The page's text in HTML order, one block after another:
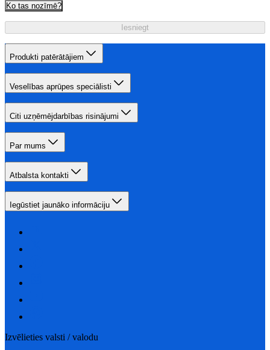
Ko tas nozīmē?
Iesniegt
Produkti patērātājiem
Veselības aprūpes speciālisti
Citi uzņēmējdarbības risinājumi
Par mums
Atbalsta kontakti
Iegūstiet jaunāko informāciju
Izvēlieties valsti / valodu